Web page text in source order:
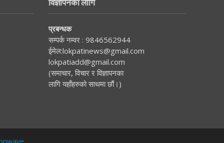
विज्ञापनका लागि
प्रबन्धक
सम्पर्क नम्वर : 9846562944
ईमेल:lokpatinews@gmail.com
lokpatiadd@gmail.com
(समाचार, विचार र विज्ञापनका
लागि यहाँहरुको साथमा छौं।)